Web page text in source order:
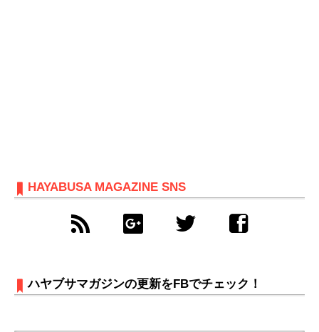
HAYABUSA MAGAZINE SNS
ハヤブサマガジンの更新をFBでチェック！